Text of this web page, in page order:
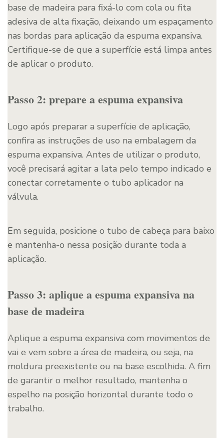
base de madeira para fixá-lo com cola ou fita
adesiva de alta fixação, deixando um espaçamento
nas bordas para aplicação da espuma expansiva.
Certifique-se de que a superfície está limpa antes
de aplicar o produto.
Passo 2: prepare a espuma expansiva
Logo após preparar a superfície de aplicação,
confira as instruções de uso na embalagem da
espuma expansiva. Antes de utilizar o produto,
você precisará agitar a lata pelo tempo indicado e
conectar corretamente o tubo aplicador na
válvula.
Em seguida, posicione o tubo de cabeça para baixo
e mantenha-o nessa posição durante toda a
aplicação.
Passo 3: aplique a espuma expansiva na
base de madeira
Aplique a espuma expansiva com movimentos de
vai e vem sobre a área de madeira, ou seja, na
moldura preexistente ou na base escolhida. A fim
de garantir o melhor resultado, mantenha o
espelho na posição horizontal durante todo o
trabalho.